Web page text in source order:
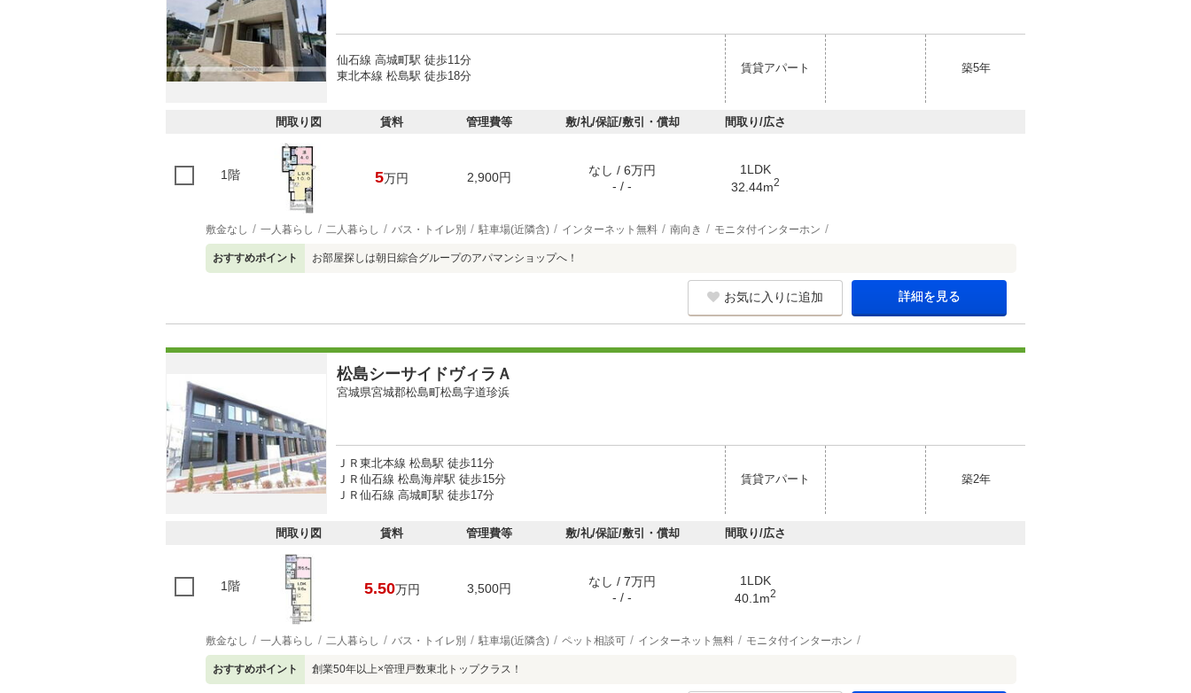
仙石線 高城町駅 徒歩11分
東北本線 松島駅 徒歩18分
賃貸アパート 築5年
間取り図 賃料 管理費等 敷/礼/保証/敷引・償却 間取り/広さ
1階 5万円 2,900円
なし / 6万円
- / -
1LDK
32.44m2
敷金なし 一人暮らし 二人暮らし バス・トイレ別 駐車場(近隣含) インターネット無料 南向き モニタ付インターホン
おすすめポイント お部屋探しは朝日綜合グループのアパマンショップへ！
お気に入りに追加 詳細を見る
松島シーサイドヴィラＡ
宮城県宮城郡松島町松島字道珍浜
ＪＲ東北本線 松島駅 徒歩11分
ＪＲ仙石線 松島海岸駅 徒歩15分
ＪＲ仙石線 高城町駅 徒歩17分
賃貸アパート 築2年
間取り図 賃料 管理費等 敷/礼/保証/敷引・償却 間取り/広さ
1階 5.50万円 3,500円
なし / 7万円
- / -
1LDK
40.1m2
敷金なし 一人暮らし 二人暮らし バス・トイレ別 駐車場(近隣含) ペット相談可 インターネット無料 モニタ付インターホン
おすすめポイント 創業50年以上×管理戸数東北トップクラス！